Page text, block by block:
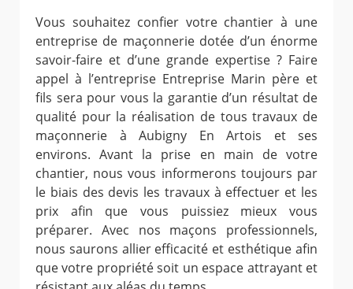
Vous souhaitez confier votre chantier à une
entreprise de maçonnerie dotée d’un énorme
savoir-faire et d’une grande expertise ? Faire
appel à l’entreprise Entreprise Marin père et
fils sera pour vous la garantie d’un résultat de
qualité pour la réalisation de tous travaux de
maçonnerie à Aubigny En Artois et ses
environs. Avant la prise en main de votre
chantier, nous vous informerons toujours par
le biais des devis les travaux à effectuer et les
prix afin que vous puissiez mieux vous
préparer. Avec nos maçons professionnels,
nous saurons allier efficacité et esthétique afin
que votre propriété soit un espace attrayant et